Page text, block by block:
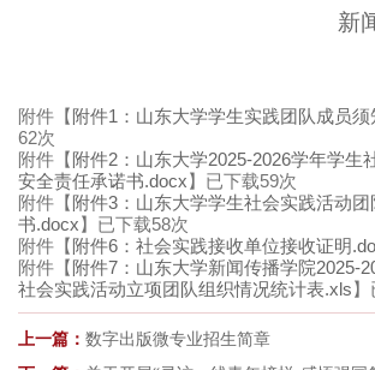
新
附件【附件1：山东大学学生实践团队成员须
62次
附件【附件2：山东大学2025-2026学年学生
安全责任承诺书.docx】已下载59次
附件【附件3：山东大学学生社会实践活动
书.docx】已下载58次
附件【附件6：社会实践接收单位接收证明
附件【附件7：山东大学新闻传播学院2025-
社会实践活动立项团队组织情况统计表.xls
上一篇： 数字出版微专业招生简章